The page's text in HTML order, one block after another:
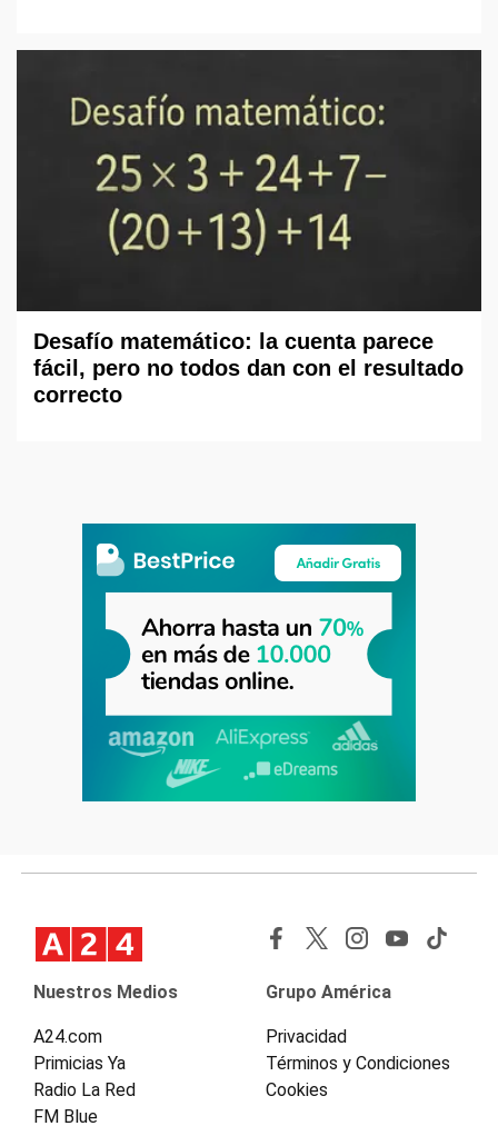
Desafío matemático: la cuenta parece
fácil, pero no todos dan con el resultado
correcto
Nuestros Medios
A24.com
Primicias Ya
Radio La Red
FM Blue
Grupo América
Privacidad
Términos y Condiciones
Cookies